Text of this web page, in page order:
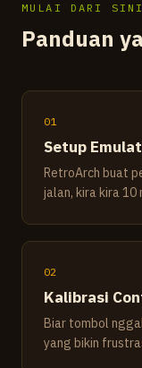
MULAI DARI SINI
Panduan
01
Setup
RetroArch buat
jalan, kira kira 10
02
Kalibrasi
Biar tombol
yang bikin